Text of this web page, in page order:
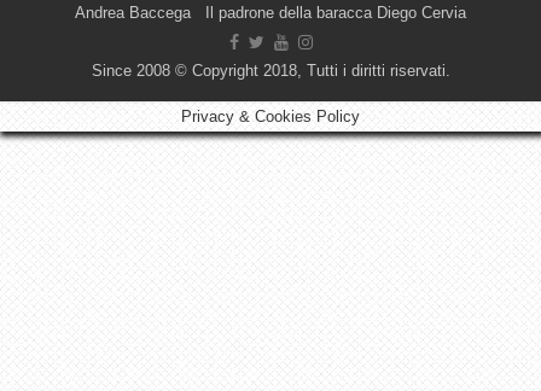
Andrea Baccega Il padrone della baracca Diego Cervia
Since 2008 © Copyright 2018, Tutti i diritti riservati.
Privacy & Cookies Policy